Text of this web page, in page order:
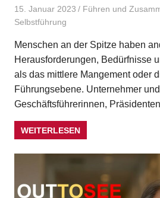
15. Januar 2023 Gudrun Henne
Führen und
Selbstführung
Menschen an der Spitze haben
Herausforderungen, Bedürfnisse
als das mittlere Mangement oder
Führungsebene. Unternehmer und
Geschäftsführerinnen,
WEITERLESEN